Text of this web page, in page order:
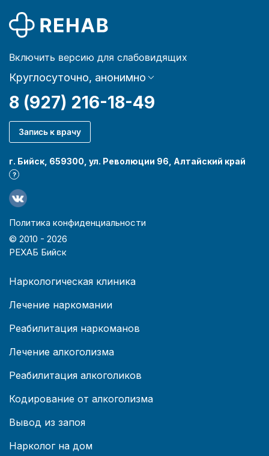
Включить версию для слабовидящих
Круглосуточно, анонимно
8 (927) 216-18-49
Запись к врачу
г. Бийск, 659300, ул. Революции 96, Алтайский край
?
Политика конфиденциальности
© 2010 - 2026
РЕХАБ Бийск
Наркологическая клиника
Лечение наркомании
Реабилитация наркоманов
Лечение алкоголизма
Реабилитация алкоголиков
Кодирование от алкоголизма
Вывод из запоя
Нарколог на дом